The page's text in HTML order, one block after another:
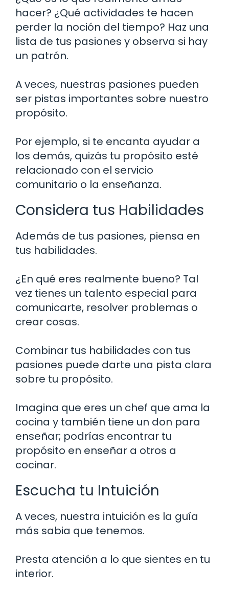
hacer? ¿Qué actividades te hacen
perder la noción del tiempo? Haz una
lista de tus pasiones y observa si hay
un patrón.
A veces, nuestras pasiones pueden
ser pistas importantes sobre nuestro
propósito.
Por ejemplo, si te encanta ayudar a
los demás, quizás tu propósito esté
relacionado con el servicio
comunitario o la enseñanza.
Considera tus Habilidades
Además de tus pasiones, piensa en
tus habilidades.
¿En qué eres realmente bueno? Tal
vez tienes un talento especial para
comunicarte, resolver problemas o
crear cosas.
Combinar tus habilidades con tus
pasiones puede darte una pista clara
sobre tu propósito.
Imagina que eres un chef que ama la
cocina y también tiene un don para
enseñar; podrías encontrar tu
propósito en enseñar a otros a
cocinar.
Escucha tu Intuición
A veces, nuestra intuición es la guía
más sabia que tenemos.
Presta atención a lo que sientes en tu
interior.